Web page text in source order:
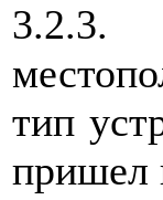
3.2.3.
тип
пришел